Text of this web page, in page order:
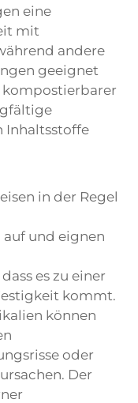
eine
mit
andere
geeignet
kompostierbarer
Inhaltsstoffe
in der Regel
und eignen
es zu einer
kommt.
können
oder
Der